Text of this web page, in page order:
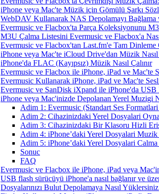
iPhone veya Mac'te Müzik için Gömülü Şarkı
WebDAV Kullanarak NAS Depolamayı
Evermusic ve Flacbox'ta Parça Koleksiyonunu
M3U Çalma Listesini Evermusic ve Flacbox'a
Evermusic ve Flacbox'tan Last.fm'e Tam Dinleme
iPhone veya Mac'te iCloud Drive'dan Müzik
iPhone'da FLAC (Kayıpsız) Müzik Nasıl Çalınır
Evermusic ve Flacbox ile iPhone, iPad ve Mac'te
Evermusic Kullanarak iPhone, iPad ve Mac'te
Evermusic ve SanDisk iXpand ile iPhone'da USB
iPhone veya Mac'inizde Depolanan Yerel Muzigi
Adim 1: Evermusic (Standart Ses
Adim 2: Cihazinizdaki Yerel Dosyalari
Adim 3: Cihazinizdaki Bir Klasoru Hizli
Adim 4: iPhone’daki Yerel Dosyalari
Adim 5: iPhone’daki Yerel Dosyalari
Sonuc
FAQ
Evermusic ve Flacbox ile iPhone, iPad veya
USB flash sürücüyü iPhone'a nasıl bağlanır ve
Dosyalarınızı Bulut Depolamaya Nasıl